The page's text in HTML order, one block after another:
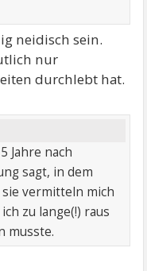
neidisch sein.
nur
durchlebt hat.
Jahre nach
sagt, in dem
vermitteln mich
zu lange(!) raus
musste.